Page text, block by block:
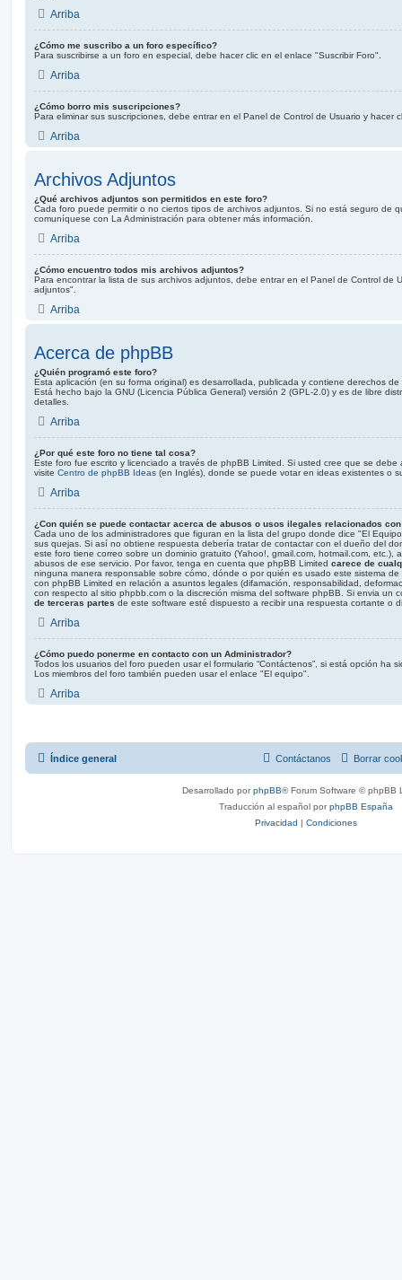
Arriba
¿Cómo me suscribo a un foro específico?
Para suscribirse a un foro en especial, debe hacer clic en el enlace "Suscribir Foro".
Arriba
¿Cómo borro mis suscripciones?
Para eliminar sus suscripciones, debe entrar en el Panel de Control de Usuario y hacer
Arriba
Archivos Adjuntos
¿Qué archivos adjuntos son permitidos en este foro?
Cada foro puede permitir o no ciertos tipos de archivos adjuntos. Si no está seguro de
comuníquese con La Administración para obtener más información.
Arriba
¿Cómo encuentro todos mis archivos adjuntos?
Para encontrar la lista de sus archivos adjuntos, debe entrar en el Panel de Control de
adjuntos".
Arriba
Acerca de phpBB
¿Quién programó este foro?
Esta aplicación (en su forma original) es desarrollada, publicada y contiene derechos
Está hecho bajo la GNU (Licencia Pública General) versión 2 (GPL-2.0) y es de libre
detalles.
Arriba
¿Por qué este foro no tiene tal cosa?
Este foro fue escrito y licenciado a través de phpBB Limited. Si usted cree que se
visite Centro de phpBB Ideas (en Inglés), donde se puede votar en ideas existentes o
Arriba
¿Con quién se puede contactar acerca de abusos o usos ilegales relacionados
Cada uno de los administradores que figuran en la lista del grupo donde dice "El
sus quejas. Si así no obtiene respuesta debería tratar de contactar con el dueño del
este foro tiene correo sobre un dominio gratuito (Yahoo!, gmail.com, hotmail.com, etc.),
abusos de ese servicio. Por favor, tenga en cuenta que phpBB Limited carece de
ninguna manera responsable sobre cómo, dónde o por quién es usado este sistema
con phpBB Limited en relación a asuntos legales (difamación, responsabilidad,
con respecto al sitio phpbb.com o la discreción misma del software phpBB. Si envia un
de terceras partes de este software esté dispuesto a recibir una respuesta cortante o
Arriba
¿Cómo puedo ponerme en contacto con un Administrador?
Todos los usuarios del foro pueden usar el formulario “Contáctenos”, si está opción ha
Los miembros del foro también pueden usar el enlace "El equipo".
Arriba
Índice general Borrar
Contáctanos
Desarrollado porphpBB® Forum Software © phpBB
Traducción al español porphpBB España
Privacidad | Condiciones